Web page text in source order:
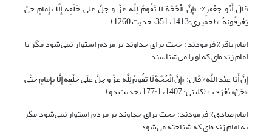
قَالَ أَبُو جَعْفَرٍ%: «إِنَّ الْحُجَّةَ لَا تَقُومُ لِلَّهِ عَزَّ وَ جَلَّ عَلَى خَلْقِهِ إِلَّا بِإِمَامٍ حَیٍّ
یَعْرِفُونَهُ.» (حمیری:1413، 351، حدیث 1260)
امام باقر% فرمودند: حجت برای خداوند بر مردم استوار نمی‌شود مگر با
امام زنده‌ای که او را می‌شناسند.
إِنَّ أَبَا عَبْدِ اللَّهِ% قَالَ: «إِنَّ الْحُجَّةَ لَا تَقُومُ لِلَّهِ عَزَّ وَ جَلَّ عَلَى خَلْقِهِ إِلَّا بِإِمَامٍ حَتَّى
«حَیٍّ» یُعْرَف.» (کلینی: 1407، 177:1، حدیث دو)
امام صادق% فرمودند: حجت برای خداوند بر مردم استوار نمی‌شود مگر
به امام زنده‌ای که شناخته می‌شود.